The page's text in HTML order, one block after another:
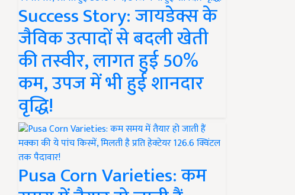
Success Story: जायडेक्स के
जैविक उत्पादों से बदली खेती
की तस्वीर, लागत हुई 50%
कम, उपज में भी हुई शानदार
वृद्धि!
Pusa Corn Varieties: कम